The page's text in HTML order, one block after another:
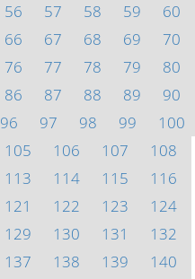
56 57 58 59
60
66 67 68 69
70
76 77 78 79
80
86 87 88 89
90
96 97 98 99
100
105 106 107
108
113 114 115
116
121 122 123
124
129 130 131
132
137 138 139
140